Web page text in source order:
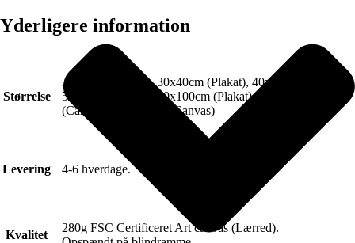
Yderligere information
Størrelse
21x30cm (Plakat), 30x40cm (Plakat), 40x50cm (Plakat),
50x70cm (Plakat), 70x100cm (Plakat), 50x70cm
(Canvas), 70x100cm (Canvas)
Levering 4-6 hverdage.
Kvalitet
280g FSC Certificeret Art canvas (Lærred).